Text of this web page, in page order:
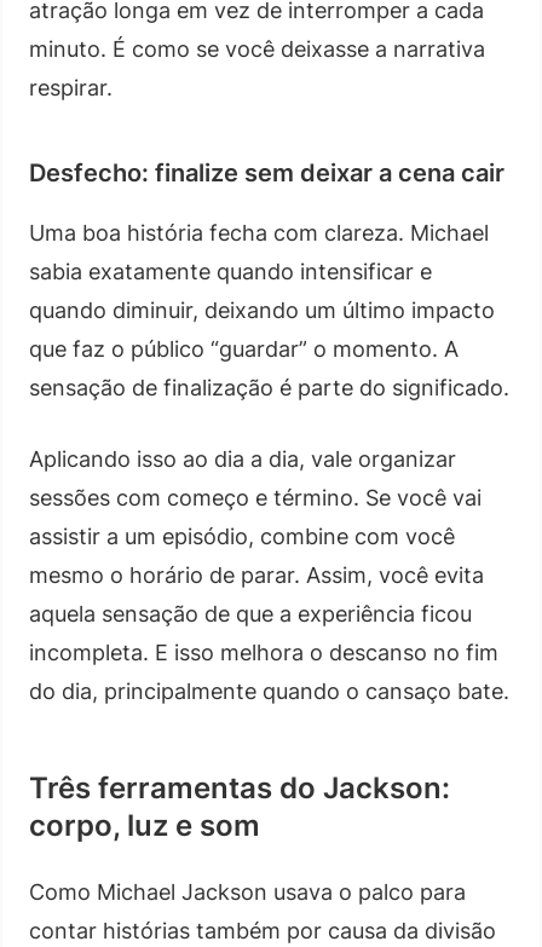
atração longa em vez de interromper a cada
minuto. É como se você deixasse a narrativa
respirar.
Desfecho: finalize sem deixar a cena cair
Uma boa história fecha com clareza. Michael
sabia exatamente quando intensificar e
quando diminuir, deixando um último impacto
que faz o público “guardar” o momento. A
sensação de finalização é parte do significado.
Aplicando isso ao dia a dia, vale organizar
sessões com começo e término. Se você vai
assistir a um episódio, combine com você
mesmo o horário de parar. Assim, você evita
aquela sensação de que a experiência ficou
incompleta. E isso melhora o descanso no fim
do dia, principalmente quando o cansaço bate.
Três ferramentas do Jackson:
corpo, luz e som
Como Michael Jackson usava o palco para
contar histórias também por causa da divisão